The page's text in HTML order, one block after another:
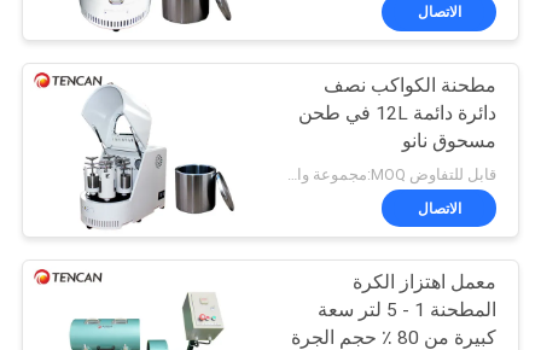
مراقبة
الجودة
اتصل
أخبار
رولينج بول ميل
118
الاتصال
مطحنة الكواكب نصف
دائرة دائمة 12L في طحن
مسحوق نانو
الاتصال
معمل اهتزاز الكرة
المطحنة 1 - 5 لتر سعة
كبيرة من 80 ٪ حجم الجرة